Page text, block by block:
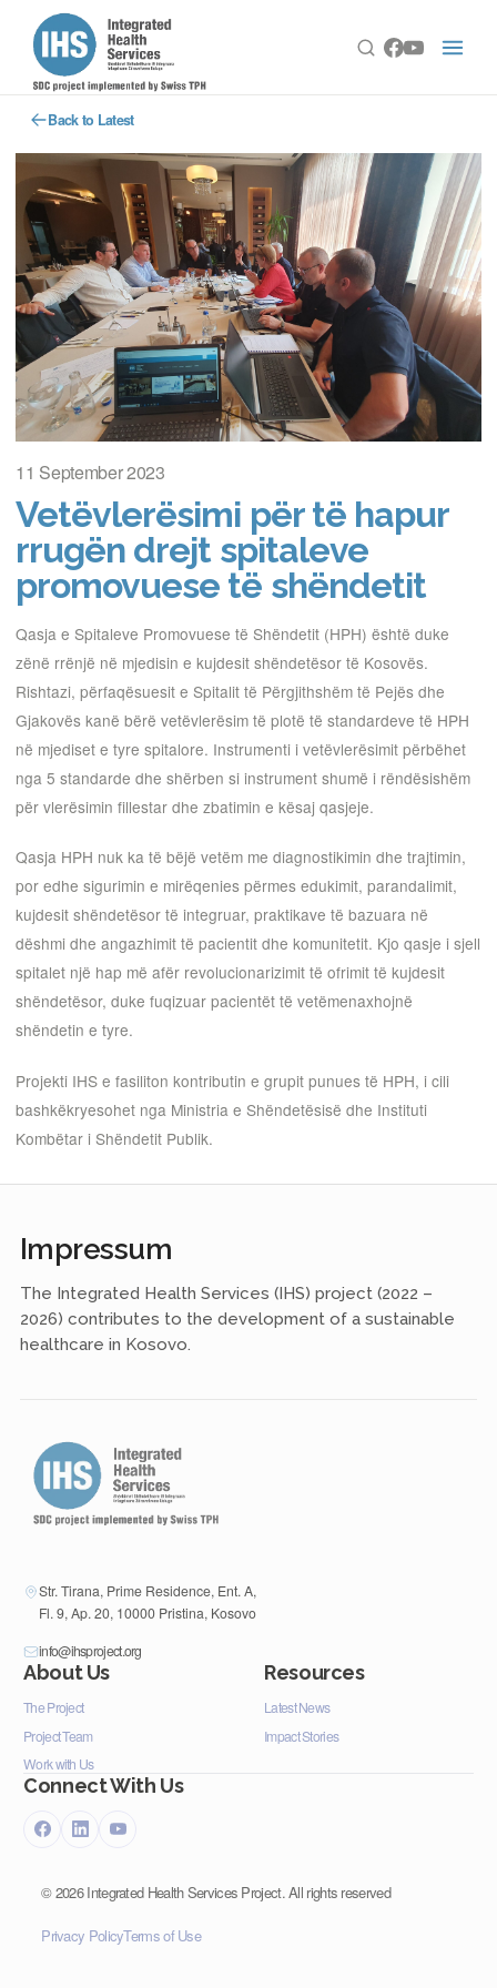
Back to Latest
11 September 2023
Vetëvlerësimi për të hapur
rrugën drejt spitaleve
promovuese të shëndetit
Qasja e Spitaleve Promovuese të Shëndetit (HPH) është duke
zënë rrënjë në mjedisin e kujdesit shëndetësor të Kosovës.
Rishtazi, përfaqësuesit e Spitalit të Përgjithshëm të Pejës dhe
Gjakovës kanë bërë vetëvlerësim të plotë të standardeve të HPH
në mjediset e tyre spitalore. Instrumenti i vetëvlerësimit përbëhet
nga 5 standarde dhe shërben si instrument shumë i rëndësishëm
për vlerësimin fillestar dhe zbatimin e kësaj qasjeje.
Qasja HPH nuk ka të bëjë vetëm me diagnostikimin dhe trajtimin,
por edhe sigurimin e mirëqenies përmes edukimit, parandalimit,
kujdesit shëndetësor të integruar, praktikave të bazuara në
dëshmi dhe angazhimit të pacientit dhe komunitetit. Kjo qasje i sjell
spitalet një hap më afër revolucionarizimit të ofrimit të kujdesit
shëndetësor, duke fuqizuar pacientët të vetëmenaxhojnë
shëndetin e tyre.
Projekti IHS e fasiliton kontributin e grupit punues të HPH, i cili
bashkëkryesohet nga Ministria e Shëndetësisë dhe Instituti
Kombëtar i Shëndetit Publik.
Impressum
The Integrated Health Services (IHS) project (2022 –
2026) contributes to the development of a sustainable
healthcare in Kosovo.
Str. Tirana, Prime Residence, Ent. A,
Fl. 9, Ap. 20, 10000 Pristina, Kosovo
info@ihsproject.org
About Us
The Project
Project Team
Work with Us
Resources
Latest News
Impact Stories
Connect With Us
©2026Integrated Health Services Project. All rights reserved
Privacy PolicyTerms of Use